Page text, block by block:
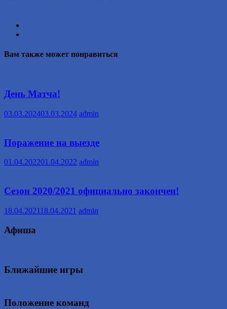
Вам также может понравиться
День Матча!
03.03.202403.03.2024 admin
Поражение на выезде
01.04.202201.04.2022 admin
Сезон 2020/2021 официально закончен!
18.04.2021 18.04.2021 admin
Афиша
Ближайшие игры
Положение команд